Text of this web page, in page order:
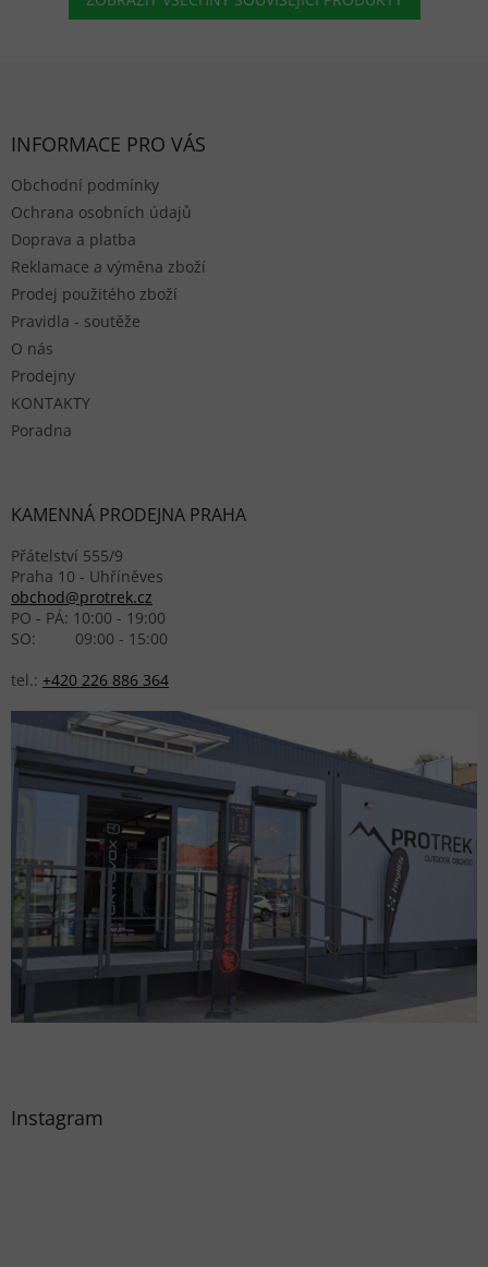
INFORMACE PRO VÁS
Obchodní podmínky
Ochrana osobních údajů
Doprava a platba
Reklamace a výměna zboží
Prodej použitého zboží
Pravidla - soutěže
O nás
Prodejny
KONTAKTY
Poradna
KAMENNÁ PRODEJNA PRAHA
Přátelství 555/9
Praha 10 - Uhříněves
obchod@protrek.cz
PO - PÁ: 10:00 - 19:00
SO: 09:00 - 15:00
tel.: +420 226 886 364
Instagram